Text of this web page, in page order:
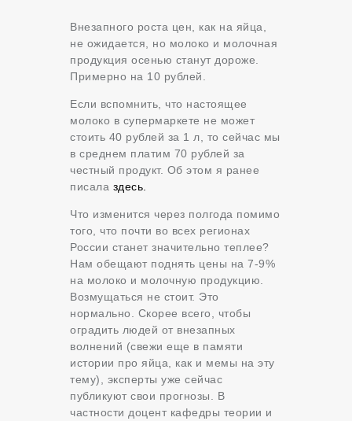
Внезапного роста цен, как на яйца,
не ожидается, но молоко и молочная
продукция осенью станут дороже.
Примерно на 10 рублей.
Если вспомнить, что настоящее
молоко в супермаркете не может
стоить 40 рублей за 1 л, то сейчас мы
в среднем платим 70 рублей за
честный продукт. Об этом я ранее
писала здесь.
Что изменится через полгода помимо
того, что почти во всех регионах
России станет значительно теплее?
Нам обещают поднять цены на 7-9%
на молоко и молочную продукцию.
Возмущаться не стоит. Это
нормально. Скорее всего, чтобы
оградить людей от внезапных
волнений (свежи еще в памяти
истории про яйца, как и мемы на эту
тему), эксперты уже сейчас
публикуют свои прогнозы. В
частности доцент кафедры теории и